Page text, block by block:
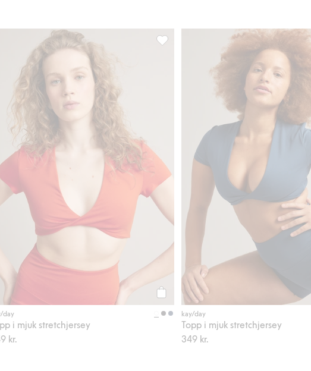
stretchjersey, Lägg till i favoriter
Köp
day
i mjuk stretchjersey
kr.
Topp i mjuk stretchjersey, Lägg till i
kay/day
Topp i mjuk stretchjersey
349 kr.